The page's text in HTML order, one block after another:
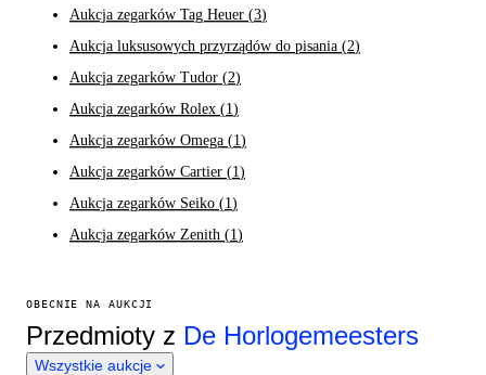
Aukcja zegarków Tag Heuer (3)
Aukcja luksusowych przyrządów do pisania (2)
Aukcja zegarków Tudor (2)
Aukcja zegarków Rolex (1)
Aukcja zegarków Omega (1)
Aukcja zegarków Cartier (1)
Aukcja zegarków Seiko (1)
Aukcja zegarków Zenith (1)
OBECNIE NA AUKCJI
Przedmioty z De Horlogemeesters
Wszystkie aukcje